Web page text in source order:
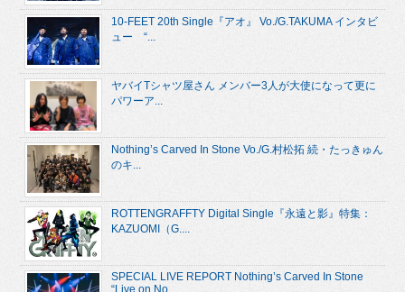
10-FEET 20th Single『アオ』 Vo./G.TAKUMA インタビ
ュー “...
ヤバイTシャツ屋さん メンバー3人が大使になって更に
パワーア...
Nothing’s Carved In Stone Vo./G.村松拓 続・たっきゅん
のキ...
ROTTENGRAFFTY Digital Single『永遠と影』特集：
KAZUOMI（G....
SPECIAL LIVE REPORT Nothing’s Carved In Stone
“Live on No...